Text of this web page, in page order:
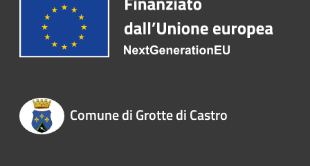
Comune di Grotte di Castro